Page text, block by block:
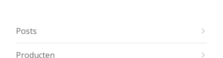
Posts
Producten